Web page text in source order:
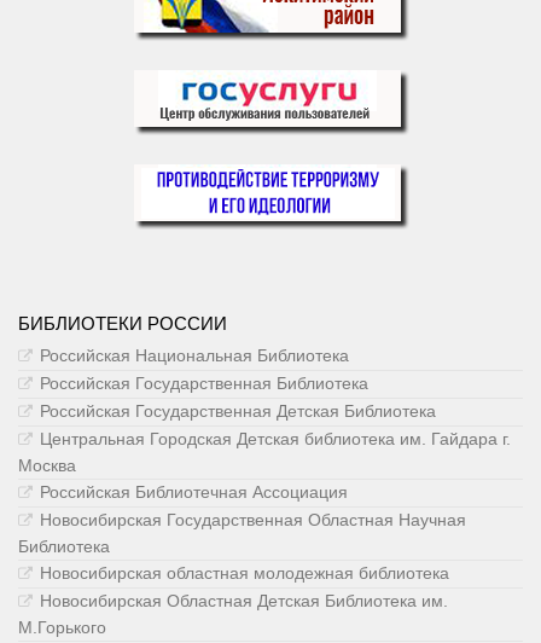
БИБЛИОТЕКИ РОССИИ
Российская Национальная Библиотека
Российская Государственная Библиотека
Российская Государственная Детская Библиотека
Центральная Городская Детская библиотека им. Гайдара г.
Москва
Российская Библиотечная Ассоциация
Новосибирская Государственная Областная Научная
Библиотека
Новосибирская областная молодежная библиотека
Новосибирская Областная Детская Библиотека им.
М.Горького